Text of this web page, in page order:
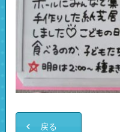
戻る